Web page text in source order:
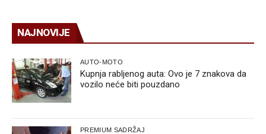
NAJNOVIJE
AUTO-MOTO
Kupnja rabljenog auta: Ovo je 7 znakova da
vozilo neće biti pouzdano
PREMIUM SADRŽAJ